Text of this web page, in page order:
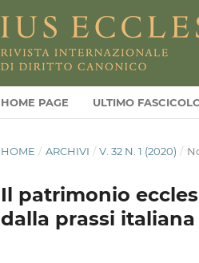
HOME PAGE ULTIMO
HOME / ARCHIVI / V. 32 N. 1 (2020) /
Il patrimonio
dalla prassi italiana